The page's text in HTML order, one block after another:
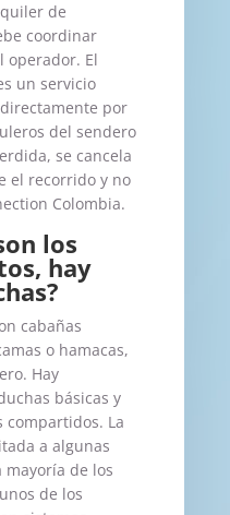
de
coordinar
operador. El
un servicio
por
del sendero
se cancela
el recorrido y no
Colombia.
los
hay
cabañas
o hamacas,
Hay
básicas y
compartidos. La
a algunas
de los
de los